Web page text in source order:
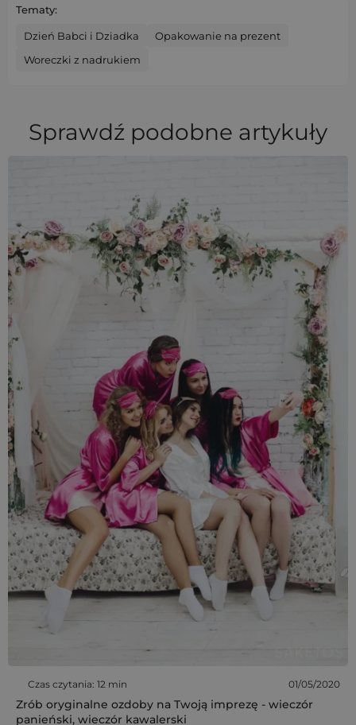
Tematy:
Dzień Babci i Dziadka
Opakowanie na prezent
Woreczki z nadrukiem
Sprawdź podobne artykuły
Czas czytania: 12 min 01/05/2020
Zrób oryginalne ozdoby na Twoją imprezę - wieczór
panieński, wieczór kawalerski